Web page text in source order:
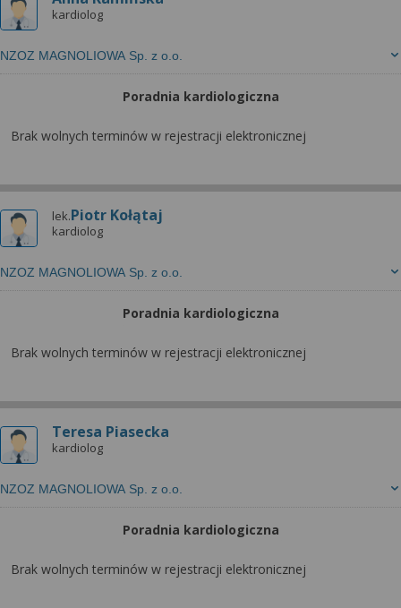
kardiolog
NZOZ MAGNOLIOWA Sp. z o.o.
Poradnia kardiologiczna
Brak wolnych terminów w rejestracji elektronicznej
lek.Piotr Kołątaj
kardiolog
NZOZ MAGNOLIOWA Sp. z o.o.
Poradnia kardiologiczna
Brak wolnych terminów w rejestracji elektronicznej
Teresa Piasecka
kardiolog
NZOZ MAGNOLIOWA Sp. z o.o.
Poradnia kardiologiczna
Brak wolnych terminów w rejestracji elektronicznej